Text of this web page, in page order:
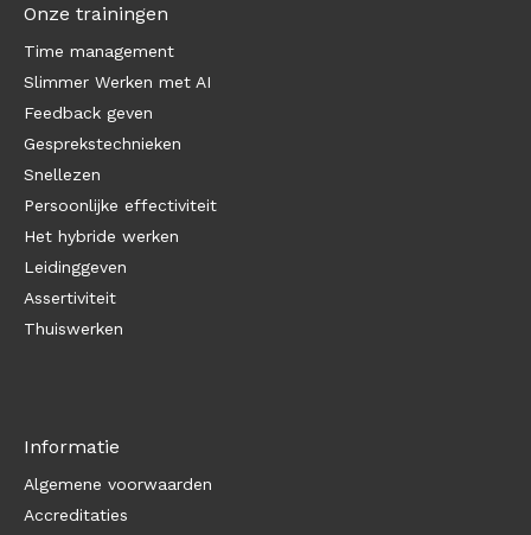
Onze trainingen
Time management
Slimmer Werken met AI
Feedback geven
Gesprekstechnieken
Snellezen
Persoonlijke effectiviteit
Het hybride werken
Leidinggeven
Assertiviteit
Thuiswerken
Informatie
Algemene voorwaarden
Accreditaties